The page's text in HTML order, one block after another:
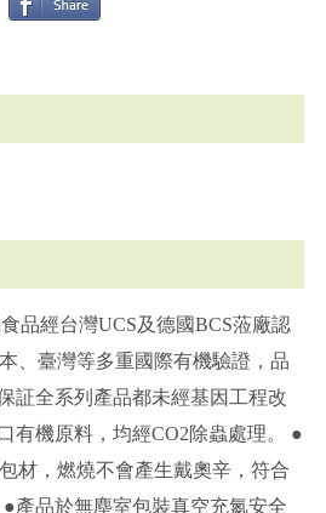
品經台灣UCS及德國BCS蒞廠認
、臺灣等多重國際有機驗證，品
証全系列產品都未經基因工程改
有機原料，均經CO2除蟲處理。 ●
材，燃燒不會產生戴奧辛，符合
產品於無塵室包裝真空充氮安全